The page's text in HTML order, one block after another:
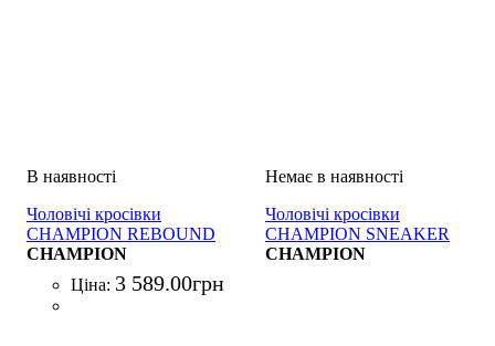
Чоловічі кросівки
CHAMPION REBOUND
2.0 MID Mid Cut Shoe
CHAMPION
Ціна: 3 589.00грн
Чоловічі кросівки
CHAMPION SNEAKER
CHAMPION